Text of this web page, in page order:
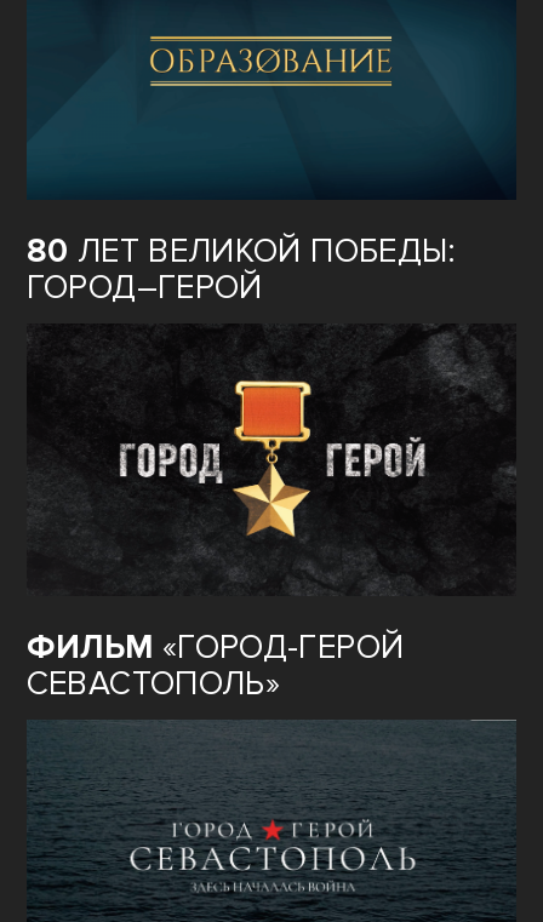
80 ЛЕТ ВЕЛИКОЙ ПОБЕДЫ:
ГОРОД–ГЕРОЙ
ФИЛЬМ «ГОРОД-ГЕРОЙ
СЕВАСТОПОЛЬ»